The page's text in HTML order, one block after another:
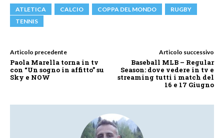
ATLETICA CALCIO COPPA DEL MONDO
RUGBY
TENNIS
Articolo precedente
Paola Marella torna in tv
con “Un sogno in affitto” su
Sky e NOW
Articolo successivo
Baseball MLB – Regular
Season: dove vedere in tv e
streaming tutti i match del
16 e 17 Giugno